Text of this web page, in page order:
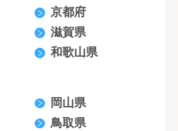
京都府
滋賀県
和歌山県
岡山県
鳥取県